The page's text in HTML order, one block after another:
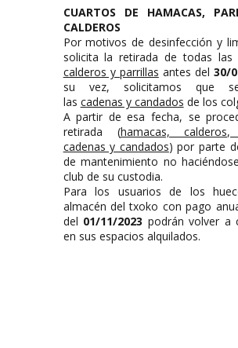
CUARTOS DE HAMACAS,
CALDEROS
Por motivos de desinfección y
solicita la retirada de todas las
calderos y parrillas antes del 30/
su vez, solicitamos que
las cadenas y candados de los
A partir de esa fecha, se
retirada (hamacas, calderos,
cadenas y candados) por parte
de mantenimiento no
club de su custodia.
Para los usuarios de los
almacén del txoko con pago
del 01/11/2023 podrán volver a
en sus espacios alquilados.